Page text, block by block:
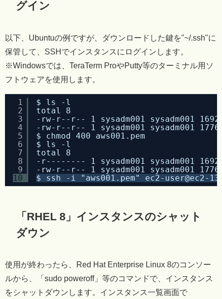
グイン
以下、Ubuntuの例ですが、ダウンロードした鍵を"~/.ssh"に
保管して、SSHでインスタンスにログインします。
※Windowsでは、TeraTerm ProやPutty等のターミナル用ソ
フトウェアを使用します。
1
2
3
4
5
6
7
8
9
10
$ ls -l
total 8
-rw-r--r-- 1 sysadm001 sysadm001 1692
-rw-r--r-- 1 sysadm001 sysadm001
$ chmod 400 aws001.pem
$ ls -l
total 8
-r-------- 1 sysadm001 sysadm001 1692
-rw-r--r-- 1 sysadm001 sysadm001
$ ssh -i "aws001.pem" ec2-user@ec2-
「RHEL 8」インスタンスのシャット
ダウン
使用が終わったら、Red Hat Enterprise Linux 8のコンソー
ルから、「sudo poweroff」等のコマンドで、インスタンス
をシャットダウンします。インスタンス一覧画面で